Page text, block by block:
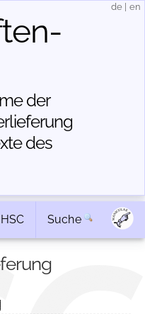
der
des
de en
HSC Suche